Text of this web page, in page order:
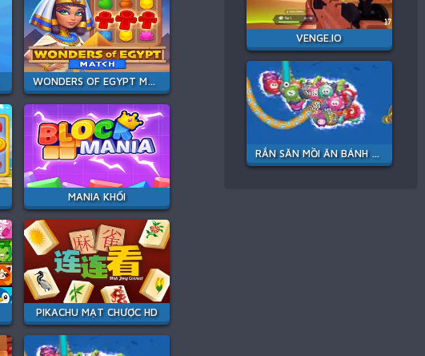
VENGE.IO
RẮN SĂN MỒI ĂN BÁNH KẸO
WONDERS OF EGYPT MATCH
MANIA KHỐI
PIKACHU MẠT CHƯỢC HD